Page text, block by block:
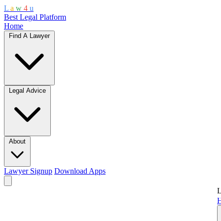
L a w 4 u
Best Legal Platform
Home
Find A Lawyer
Legal Advice
About
Lawyer Signup Download Apps